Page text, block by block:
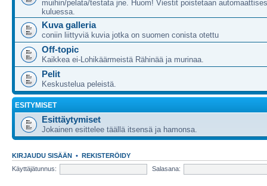
muihin/pelata/testata jne. Huom! Viestit poistetaan
kuluessa.
Kuva galleria
coniin liittyviä kuvia jotka on suomen conista otettu
Off-topic
Kaikkea ei-Lohikäärmeistä Rähinää ja murinaa.
Pelit
Keskustelua peleistä.
ESITYMISET
Esittäytymiset
Jokainen esittelee täällä itsensä ja hamonsa.
KIRJAUDU SISÄÄN • REKISTERÖIDY
Käyttäjätunnus:
Salasana: